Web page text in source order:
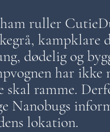
ruller
kampklare
dødelig og
har ikke
skal ramme.
Nanobugs
lokation.